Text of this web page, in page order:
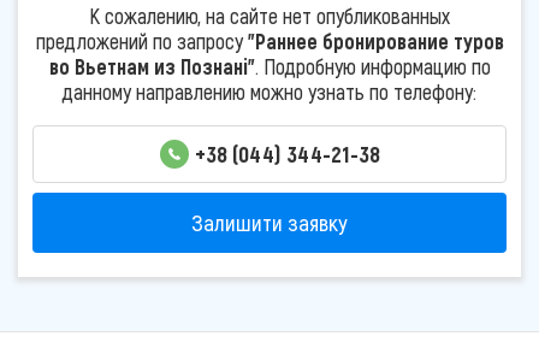
К сожалению, на сайте нет опубликованных
предложений по запросу"Раннее бронирование туров
во Вьетнам из Познані". Подробную информацию по
данному направлению можно узнать по телефону:
+38 (044) 344-21-38
Залишити заявку